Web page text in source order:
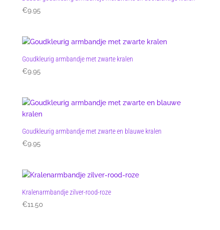
€9.95
Goudkleurig armbandje met zwarte kralen
€9.95
Goudkleurig armbandje met zwarte en blauwe kralen
€9.95
Kralenarmbandje zilver-rood-roze
€11.50